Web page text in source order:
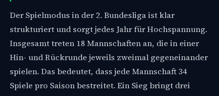
Der Spielmodus in der 2. Bundesliga ist klar
strukturiert und sorgt jedes Jahr für Hochspannung.
Insgesamt treten 18 Mannschaften an, die in einer
Hin- und Rückrunde jeweils zweimal gegeneinander
spielen. Das bedeutet, dass jede Mannschaft 34
Spiele pro Saison bestreitet. Ein Sieg bringt drei